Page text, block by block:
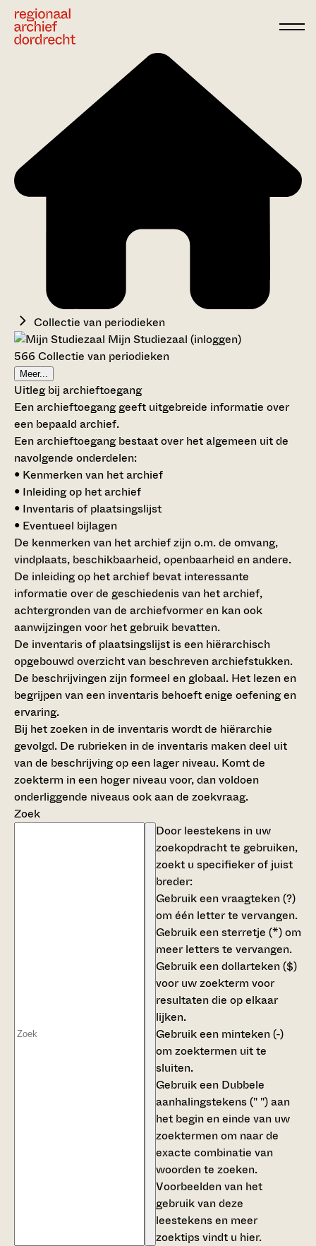
Collectie van periodieken
Mijn Studiezaal (inloggen)
566 Collectie van periodieken
Meer...
Uitleg bij archieftoegang
Een archieftoegang geeft uitgebreide informatie over
een bepaald archief.
Een archieftoegang bestaat over het algemeen uit de
navolgende onderdelen:
• Kenmerken van het archief
• Inleiding op het archief
• Inventaris of plaatsingslijst
• Eventueel bijlagen
De kenmerken van het archief zijn o.m. de omvang,
vindplaats, beschikbaarheid, openbaarheid en andere.
De inleiding op het archief bevat interessante
informatie over de geschiedenis van het archief,
achtergronden van de archiefvormer en kan ook
aanwijzingen voor het gebruik bevatten.
De inventaris of plaatsingslijst is een hiërarchisch
opgebouwd overzicht van beschreven archiefstukken.
De beschrijvingen zijn formeel en globaal. Het lezen en
begrijpen van een inventaris behoeft enige oefening en
ervaring.
Bij het zoeken in de inventaris wordt de hiërarchie
gevolgd. De rubrieken in de inventaris maken deel uit
van de beschrijving op een lager niveau. Komt de
zoekterm in een hoger niveau voor, dan voldoen
onderliggende niveaus ook aan de zoekvraag.
Zoek
Door leestekens in uw
zoekopdracht te gebruiken,
zoekt u specifieker of juist
breder:
Gebruik eenvraagteken (?)
om één letter te vervangen.
Gebruik eensterretje (*)om
meer letters te vervangen.
Gebruik eendollarteken ($)
voor uw zoekterm voor
resultaten die op elkaar
lijken.
Gebruik een minteken (-)
om zoektermen uit te
sluiten.
Gebruik een Dubbele
aanhalingstekens (" ")aan
het begin en einde van uw
zoektermen om naar de
exacte combinatie van
woorden te zoeken.
Voorbeelden van het
gebruik van deze
leestekens en meer
zoektips vindt u hier.